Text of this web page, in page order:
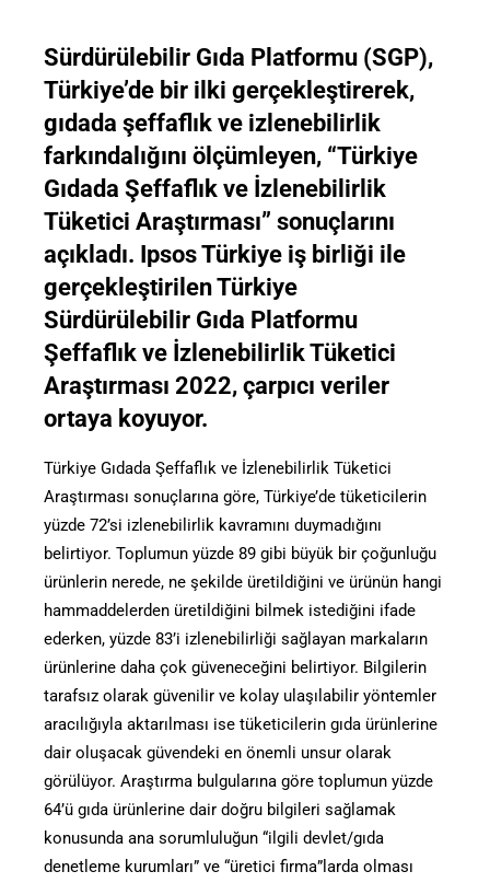
Sürdürülebilir Gıda Platformu (SGP),
Türkiye’de bir ilki gerçekleştirerek,
gıdada şeffaflık ve izlenebilirlik
farkındalığını ölçümleyen, “Türkiye
Gıdada Şeffaflık ve İzlenebilirlik
Tüketici Araştırması” sonuçlarını
açıkladı. Ipsos Türkiye iş birliği ile
gerçekleştirilen Türkiye
Sürdürülebilir Gıda Platformu
Şeffaflık ve İzlenebilirlik Tüketici
Araştırması 2022, çarpıcı veriler
ortaya koyuyor.
Türkiye Gıdada Şeffaflık ve İzlenebilirlik Tüketici
Araştırması sonuçlarına göre, Türkiye’de tüketicilerin
yüzde 72’si izlenebilirlik kavramını duymadığını
belirtiyor. Toplumun yüzde 89 gibi büyük bir çoğunluğu
ürünlerin nerede, ne şekilde üretildiğini ve ürünün hangi
hammaddelerden üretildiğini bilmek istediğini ifade
ederken, yüzde 83’i izlenebilirliği sağlayan markaların
ürünlerine daha çok güveneceğini belirtiyor. Bilgilerin
tarafsız olarak güvenilir ve kolay ulaşılabilir yöntemler
aracılığıyla aktarılması ise tüketicilerin gıda ürünlerine
dair oluşacak güvendeki en önemli unsur olarak
görülüyor. Araştırma bulgularına göre toplumun yüzde
64’ü gıda ürünlerine dair doğru bilgileri sağlamak
konusunda ana sorumluluğun “ilgili devlet/gıda
denetleme kurumları” ve “üretici firma”larda olması